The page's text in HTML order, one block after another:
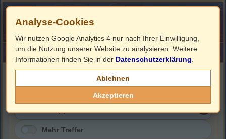
HOME ImpressumLinks
Eliane Chappuis
Mehr Treffer
Analyse-Cookies
Wir nutzen Google Analytics 4 nur nach Ihrer Einwilligung,
um die Nutzung unserer Website zu analysieren. Weitere
Informationen finden Sie in der Datenschutzerklärung
Ablehnen
Akzeptieren